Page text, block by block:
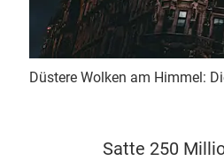
Düstere Wolken am Himmel:
Satte 250